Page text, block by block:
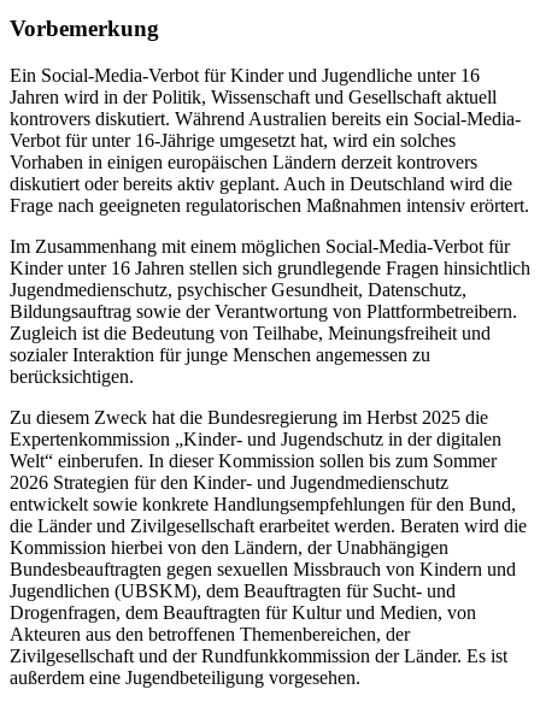
Vorbemerkung
Ein Social-Media-Verbot für Kinder und Jugendliche unter 16
Jahren wird in der Politik, Wissenschaft und Gesellschaft aktuell
kontrovers diskutiert. Während Australien bereits ein Social-Media-
Verbot für unter 16-Jährige umgesetzt hat, wird ein solches
Vorhaben in einigen europäischen Ländern derzeit kontrovers
diskutiert oder bereits aktiv geplant. Auch in Deutschland wird die
Frage nach geeigneten regulatorischen Maßnahmen intensiv erörtert.
Im Zusammenhang mit einem möglichen Social-Media-Verbot für
Kinder unter 16 Jahren stellen sich grundlegende Fragen hinsichtlich
Jugendmedienschutz, psychischer Gesundheit, Datenschutz,
Bildungsauftrag sowie der Verantwortung von Plattformbetreibern.
Zugleich ist die Bedeutung von Teilhabe, Meinungsfreiheit und
sozialer Interaktion für junge Menschen angemessen zu
berücksichtigen.
Zu diesem Zweck hat die Bundesregierung im Herbst 2025 die
Expertenkommission „Kinder- und Jugendschutz in der digitalen
Welt“ einberufen. In dieser Kommission sollen bis zum Sommer
2026 Strategien für den Kinder- und Jugendmedienschutz
entwickelt sowie konkrete Handlungsempfehlungen für den Bund,
die Länder und Zivilgesellschaft erarbeitet werden. Beraten wird die
Kommission hierbei von den Ländern, der Unabhängigen
Bundesbeauftragten gegen sexuellen Missbrauch von Kindern und
Jugendlichen (UBSKM), dem Beauftragten für Sucht- und
Drogenfragen, dem Beauftragten für Kultur und Medien, von
Akteuren aus den betroffenen Themenbereichen, der
Zivilgesellschaft und der Rundfunkkommission der Länder. Es ist
außerdem eine Jugendbeteiligung vorgesehen.